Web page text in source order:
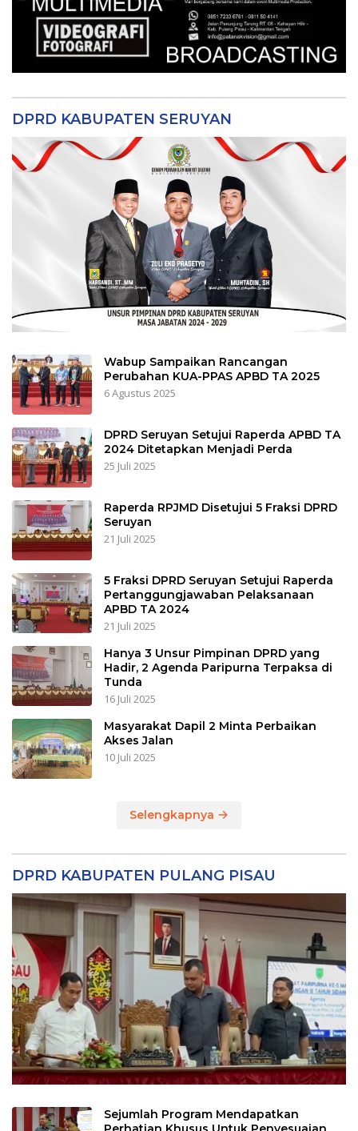
DPRD KABUPATEN SERUYAN
Wabup Sampaikan Rancangan
Perubahan KUA-PPAS APBD TA 2025
6 Agustus 2025
DPRD Seruyan Setujui Raperda APBD TA
2024 Ditetapkan Menjadi Perda
25 Juli 2025
Raperda RPJMD Disetujui 5 Fraksi DPRD
Seruyan
21 Juli 2025
5 Fraksi DPRD Seruyan Setujui Raperda
Pertanggungjawaban Pelaksanaan
APBD TA 2024
21 Juli 2025
Hanya 3 Unsur Pimpinan DPRD yang
Hadir, 2 Agenda Paripurna Terpaksa di
Tunda
16 Juli 2025
Masyarakat Dapil 2 Minta Perbaikan
Akses Jalan
10 Juli 2025
Selengkapnya
DPRD KABUPATEN PULANG PISAU
Sejumlah Program Mendapatkan